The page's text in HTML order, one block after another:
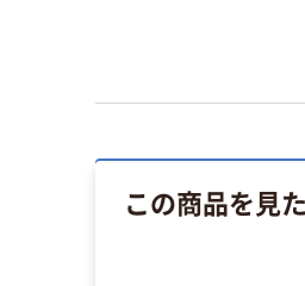
この商品を見